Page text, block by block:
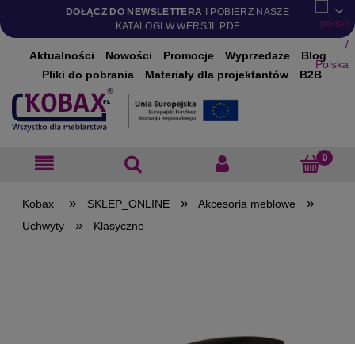
DOŁĄCZ DO NEWSLETTERA I POBIERZ NASZE
KATALOGI W WERSJI .PDF
Aktualności Nowości Promocje Wyprzedaże
Blog
Pliki do pobrania
Materiały dla projektantów B2B
» SKLEP_ONLINE » Akcesoria meblowe »
Uchwyty » Klasyczne